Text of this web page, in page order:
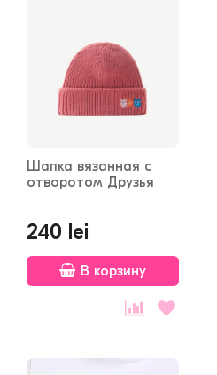
Шапка вязанная с
отворотом Друзья
240 lei
В корзину